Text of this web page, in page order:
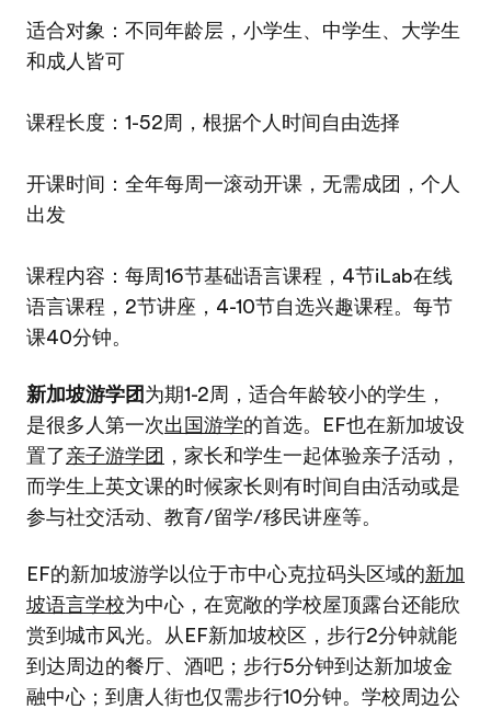
适合对象：不同年龄层，小学生、中学生、大学生
和成人皆可
课程长度：1-52周，根据个人时间自由选择
开课时间：全年每周一滚动开课，无需成团，个人
出发
课程内容：每周16节基础语言课程，4节iLab在线
语言课程，2节讲座，4-10节自选兴趣课程。每节
课40分钟。
新加坡游学团 为期1-2周，适合年龄较小的学生，
是很多人第一次出国游学的首选。EF也在新加坡设
置了亲子游学团 ，家长和学生一起体验亲子活动，
而学生上英文课的时候家长则有时间自由活动或是
参与社交活动、教育/留学/移民讲座等。
EF的新加坡游学以位于市中心克拉码头区域的新加
坡语言学校为中心，在宽敞的学校屋顶露台还能欣
赏到城市风光。从EF新加坡校区，步行2分钟就能
到达周边的餐厅、酒吧；步行5分钟到达新加坡金
融中心；到唐人街也仅需步行10分钟。学校周边公